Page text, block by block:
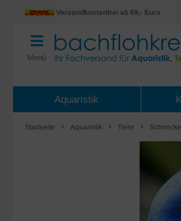
Versandkostenfrei ab 69,- Euro
Menü
Aquaristik
Startseite Aquaristik Tiere